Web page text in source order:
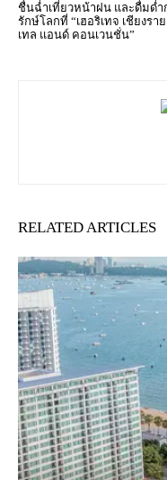
ชื่นฉ่ำเที่ยวหน้าฝน และดื่มด่ำ
รักษ์โลกที่ “เฮอริเทจ เชียงรา
เทล แอนด์ คอนเวนชั่น”
RELATED ARTICLES